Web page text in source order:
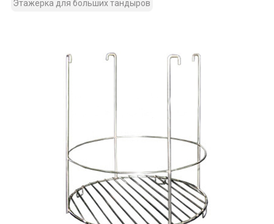
Этажерка для больших тандыров